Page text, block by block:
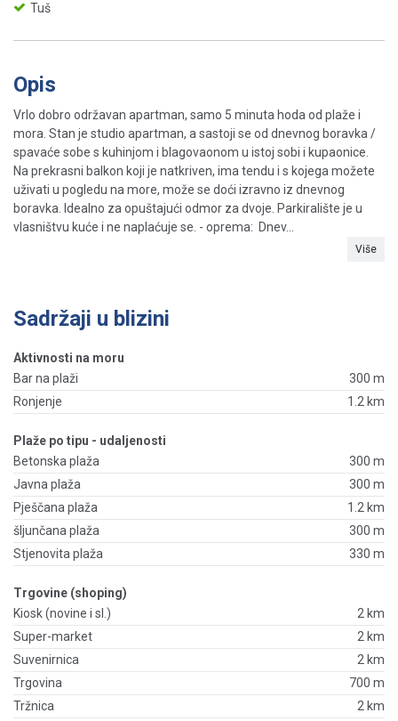
Tuš
Opis
Vrlo dobro održavan apartman, samo 5 minuta hoda od plaže i
mora. Stan je studio apartman, a sastoji se od dnevnog boravka /
spavaće sobe s kuhinjom i blagovaonom u istoj sobi i kupaonice.
Na prekrasni balkon koji je natkriven, ima tendu i s kojega možete
uživati ​​u pogledu na more, može se doći izravno iz dnevnog
boravka. Idealno za opuštajući odmor za dvoje. Parkiralište je u
vlasništvu kuće i ne naplaćuje se. - oprema: Dnev...
Više
Sadržaji u blizini
Aktivnosti na moru
Bar na plaži
300 m
Ronjenje
1.2 km
Plaže po tipu - udaljenosti
Betonska plaža
300 m
Javna plaža
300 m
Pješčana plaža
1.2 km
šljunčana plaža
300 m
Stjenovita plaža
330 m
Trgovine (shoping)
Kiosk (novine i sl.)
2 km
Super-market
2 km
Suvenirnica
2 km
Trgovina
700 m
Tržnica
2 km